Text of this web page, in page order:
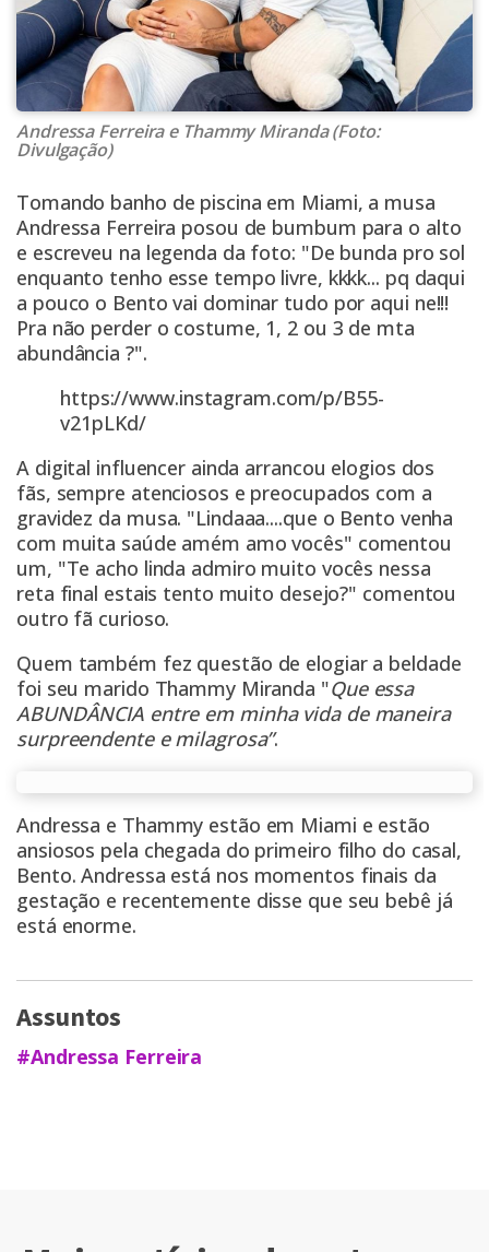
Andressa Ferreira e Thammy Miranda (Foto:
Divulgação)
Tomando banho de piscina em Miami, a musa
Andressa Ferreira posou de bumbum para o alto
e escreveu na legenda da foto: "De bunda pro sol
enquanto tenho esse tempo livre, kkkk... pq daqui
a pouco o Bento vai dominar tudo por aqui ne!!!
Pra não perder o costume, 1, 2 ou 3 de mta
abundância ?".
https://www.instagram.com/p/B55-
v21pLKd/
A digital influencer ainda arrancou elogios dos
fãs, sempre atenciosos e preocupados com a
gravidez da musa. "Lindaaa....que o Bento venha
com muita saúde amém amo vocês" comentou
um, "Te acho linda admiro muito vocês nessa
reta final estais tento muito desejo?" comentou
outro fã curioso.
Quem também fez questão de elogiar a beldade
foi seu marido Thammy Miranda "Que essa
ABUNDÂNCIA entre em minha vida de maneira
surpreendente e milagrosa”.
Andressa e Thammy estão em Miami e estão
ansiosos pela chegada do primeiro filho do casal,
Bento. Andressa está nos momentos finais da
gestação e recentemente disse que seu bebê já
está enorme.
Assuntos
#Andressa Ferreira